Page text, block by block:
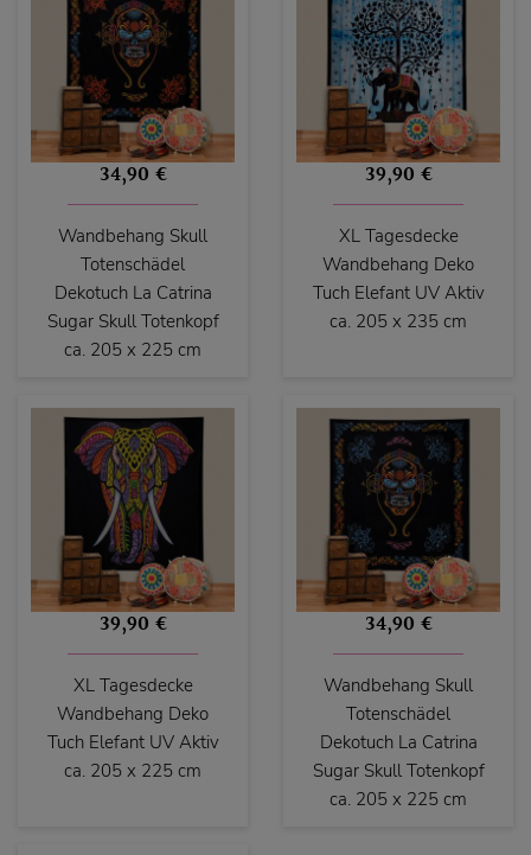
34,90 €
Wandbehang Skull
Totenschädel
Dekotuch La Catrina
Sugar Skull Totenkopf
ca. 205 x 225 cm
39,90 €
XL Tagesdecke
Wandbehang Deko
Tuch Elefant UV Aktiv
ca. 205 x 235 cm
39,90 €
XL Tagesdecke
Wandbehang Deko
Tuch Elefant UV Aktiv
ca. 205 x 225 cm
34,90 €
Wandbehang Skull
Totenschädel
Dekotuch La Catrina
Sugar Skull Totenkopf
ca. 205 x 225 cm